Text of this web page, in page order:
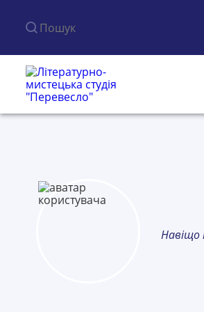
Пошук по сайту
Навіщо